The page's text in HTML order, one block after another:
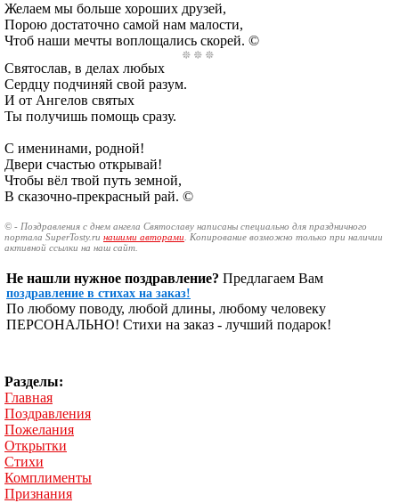
Желаем мы больше хороших друзей,
Порою достаточно самой нам малости,
Чтоб наши мечты воплощались скорей. ©
Святослав, в делах любых
Сердцу подчиняй свой разум.
И от Ангелов святых
Ты получишь помощь сразу.
С именинами, родной!
Двери счастью открывай!
Чтобы вёл твой путь земной,
В сказочно-прекрасный рай. ©
© - Поздравления с днем ангела Святославу написаны специально для праздничного
портала SuperTosty.ru нашими авторами . Копирование возможно только при наличии
активной ссылки на наш сайт.
Не нашли нужное поздравление? Предлагаем Вам
поздравление в стихах на заказ!
По любому поводу, любой длины, любому человеку
ПЕРСОНАЛЬНО! Стихи на заказ - лучший подарок!
Разделы:
Главная
Поздравления
Пожелания
Открытки
Стихи
Комплименты
Признания